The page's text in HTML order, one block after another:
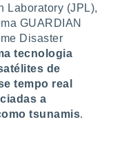
Laboratory (JPL),
GUARDIAN
Disaster
tecnologia
de
tempo real
a
tsunamis.